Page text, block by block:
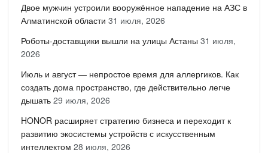
Двое мужчин устроили вооружённое нападение на АЗС в
Алматинской области 31 июля, 2026
Роботы-доставщики вышли на улицы Астаны 31 июля,
2026
Июль и август — непростое время для аллергиков. Как
создать дома пространство, где действительно легче
дышать 29 июля, 2026
HONOR расширяет стратегию бизнеса и переходит к
развитию экосистемы устройств с искусственным
интеллектом 28 июля, 2026